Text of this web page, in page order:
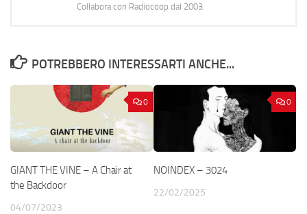
Collabora con Radiocoop dal 2003.
POTREBBERO INTERESSARTI ANCHE...
0
GIANT THE VINE – A Chair at
the Backdoor
04/07/2023
0
NOINDEX – 3024
22/02/2025